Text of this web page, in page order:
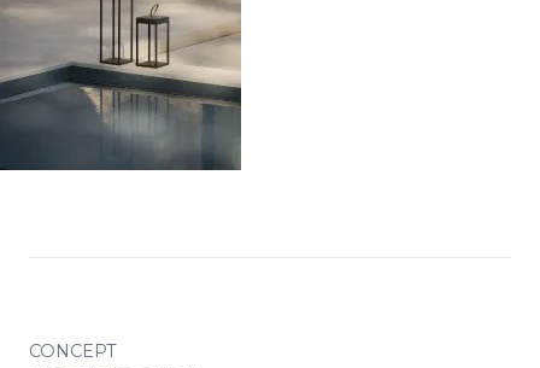
CONCEPT